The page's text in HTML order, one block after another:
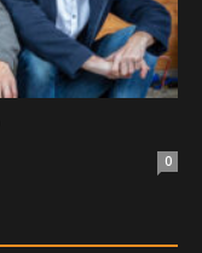
0